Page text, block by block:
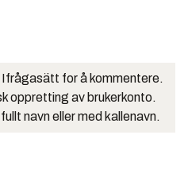
for å kommentere.
oppretting av brukerkonto.
navn eller med kallenavn.